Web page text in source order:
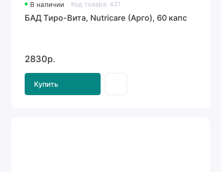
В наличии Код товара: 431
БАД Тиро-Вита, Nutricare (Арго), 60 капс
2830р.
Купить